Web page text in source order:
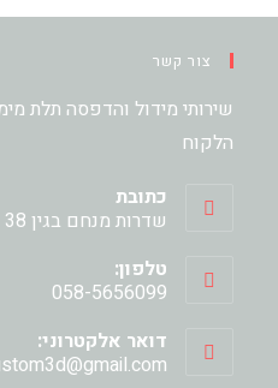
צור קשר
שירותי מידול והדפסה תלת
הלקוח
כתובת
שדרות מנחם בגין 38 כפר יונה
טלפון:
058-5656099
דואר אלקטרוני: